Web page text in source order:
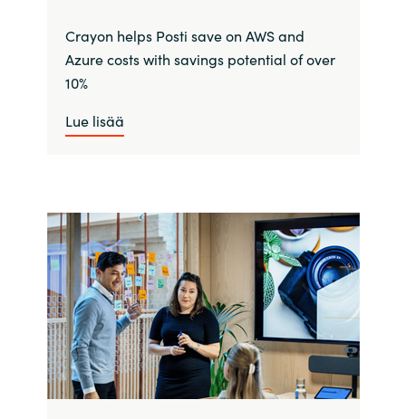
Crayon helps Posti save on AWS and
Azure costs with savings potential of over
10%
Lue lisää